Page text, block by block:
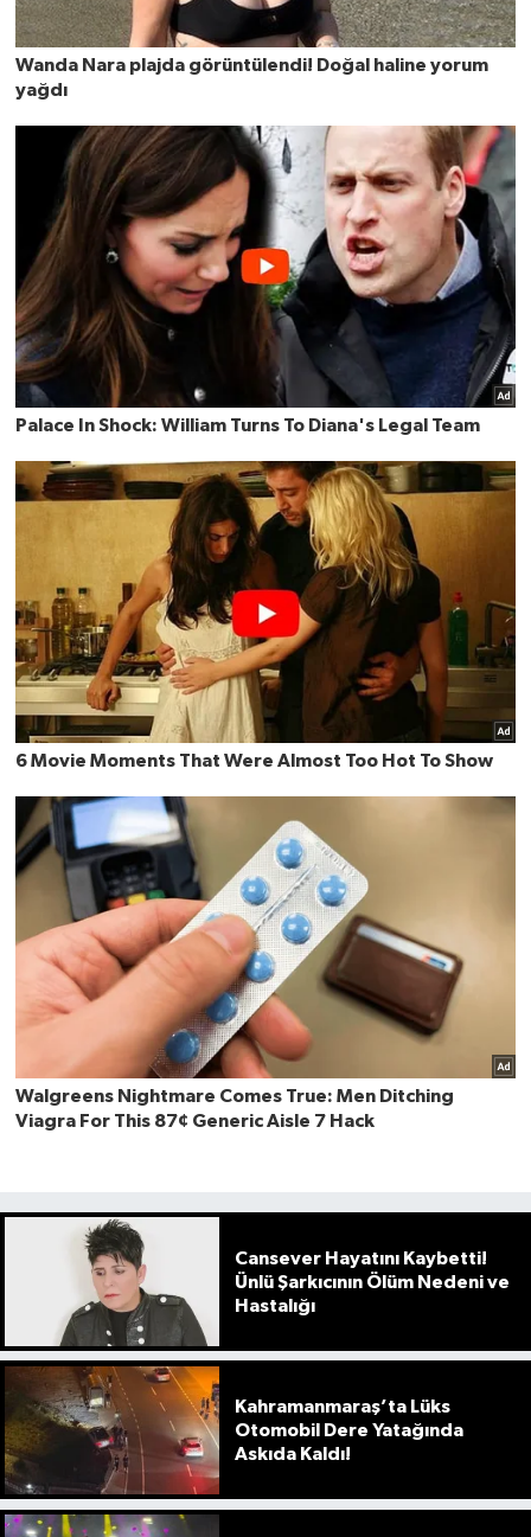
Cansever Hayatını Kaybetti!
Ünlü Şarkıcının Ölüm Nedeni ve
Hastalığı
Kahramanmaraş’ta Lüks
Otomobil Dere Yatağında
Askıda Kaldı!